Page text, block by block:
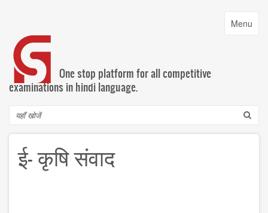
content
Toggle
Menu
One stop platform for all competitive
examinations in hindi language.
Search
ई- कृषि संवाद